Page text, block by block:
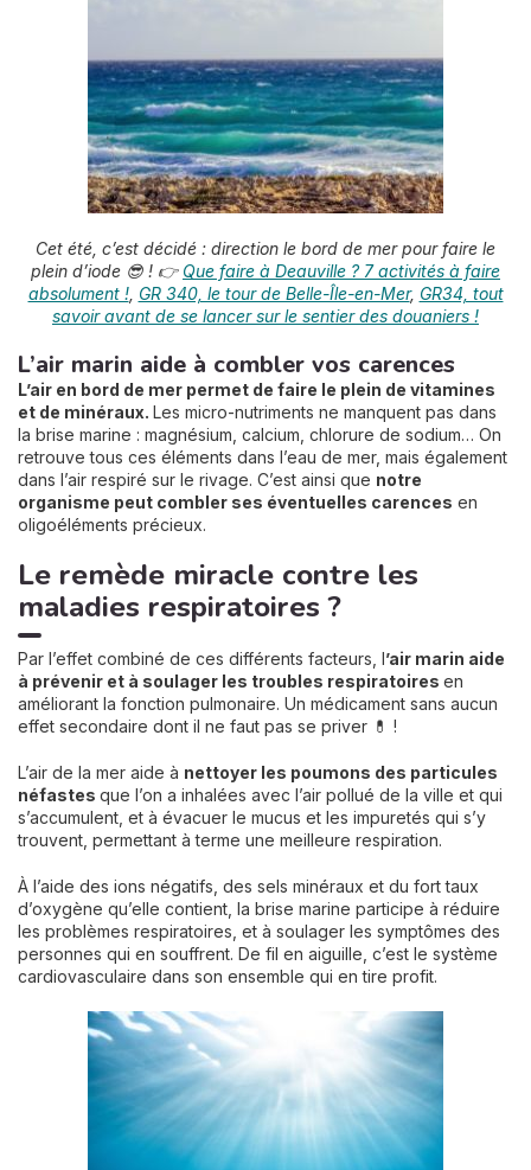
Cet été, c’est décidé : direction le bord de mer pour faire le
plein d’iode 😎 ! 👉 Que faire à Deauville ? 7 activités à faire
absolument !, GR 340, le tour de Belle-Île-en-Mer, GR34, tout
savoir avant de se lancer sur le sentier des douaniers !
L’air marin aide à combler vos carences
L’air en bord de mer permet de faire le plein de vitamines
et de minéraux. Les micro-nutriments ne manquent pas dans
la brise marine : magnésium, calcium, chlorure de sodium… On
retrouve tous ces éléments dans l’eau de mer, mais également
dans l’air respiré sur le rivage. C’est ainsi que notre
organisme peut combler ses éventuelles carences en
oligoéléments précieux.
Le remède miracle contre les
maladies respiratoires ?
Par l’effet combiné de ces différents facteurs, l’air marin aide
à prévenir et à soulager les troubles respiratoires en
améliorant la fonction pulmonaire. Un médicament sans aucun
effet secondaire dont il ne faut pas se priver 💊 !
L’air de la mer aide à nettoyer les poumons des particules
néfastes que l’on a inhalées avec l’air pollué de la ville et qui
s’accumulent, et à évacuer le mucus et les impuretés qui s’y
trouvent, permettant à terme une meilleure respiration.
À l’aide des ions négatifs, des sels minéraux et du fort taux
d’oxygène qu’elle contient, la brise marine participe à réduire
les problèmes respiratoires, et à soulager les symptômes des
personnes qui en souffrent. De fil en aiguille, c’est le système
cardiovasculaire dans son ensemble qui en tire profit.